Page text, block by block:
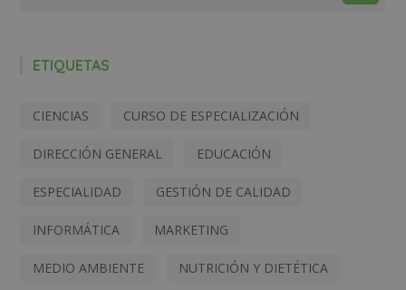
ETIQUETAS
CIENCIAS CURSO DE ESPECIALIZACIÓN
DIRECCIÓN GENERAL EDUCACIÓN
ESPECIALIDAD GESTIÓN DE CALIDAD
INFORMÁTICA MARKETING
MEDIO AMBIENTE NUTRICIÓN Y DIETÉTICA